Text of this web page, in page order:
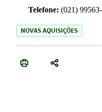
Telefone: (021)
NOVAS AQUISIÇÕES